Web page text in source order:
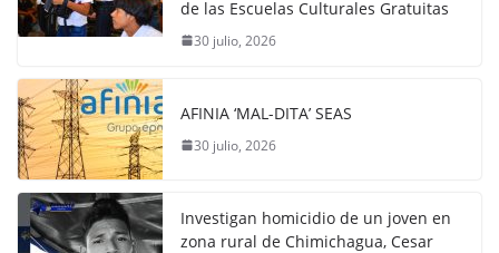
de las Escuelas Culturales Gratuitas
30 julio, 2026
AFINIA ‘MAL-DITA’ SEAS
30 julio, 2026
Investigan homicidio de un joven en
zona rural de Chimichagua, Cesar